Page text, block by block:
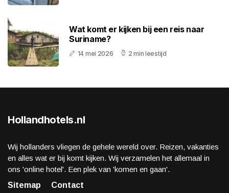
Wat komt er kijken bij een reis naar
Suriname?
14 mei 2026 2 min leestijd
Hollandhotels.nl
Wij hollanders vliegen de gehele wereld over. Reizen, vakanties
en alles wat er bij komt kijken. Wij verzamelen het allemaal in
ons 'online hotel'. Een plek van 'komen en gaan'.
Sitemap
Contact